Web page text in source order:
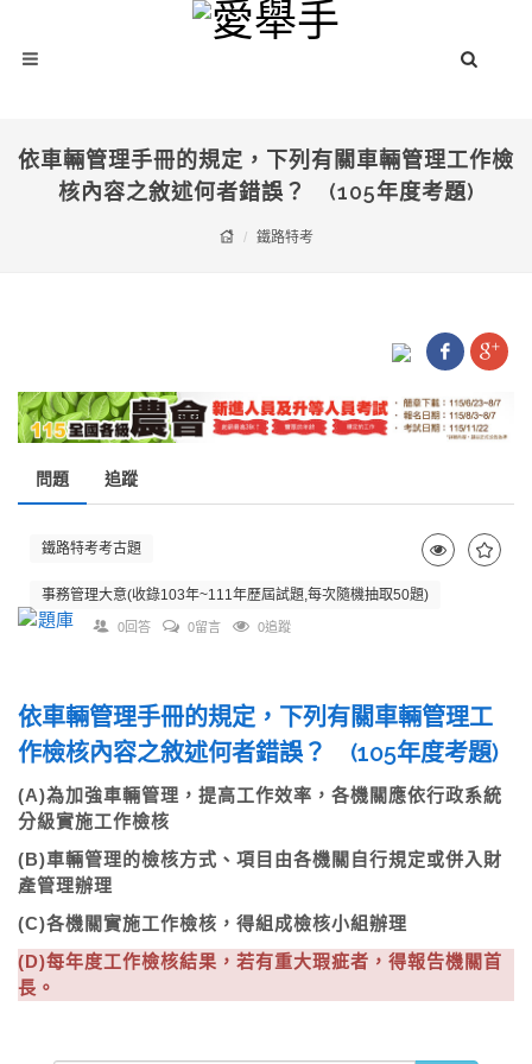
依車輛管理手冊的規定，下列有關車輛管理工作檢
核內容之敘述何者錯誤？ (105年度考題)
鐵路特考
問題 追蹤
鐵路特考考古題
事務管理大意(收錄103年~111年歷屆試題,每次隨機抽取50題)
0回答 0留言 0追蹤
依車輛管理手冊的規定，下列有關車輛管理工
作檢核內容之敘述何者錯誤？ (105年度考題)
(A)為加強車輛管理，提高工作效率，各機關應依行政系統
分級實施工作檢核
(B)車輛管理的檢核方式、項目由各機關自行規定或併入財
產管理辦理
(C)各機關實施工作檢核，得組成檢核小組辦理
(D)每年度工作檢核結果，若有重大瑕疵者，得報告機關首
長。